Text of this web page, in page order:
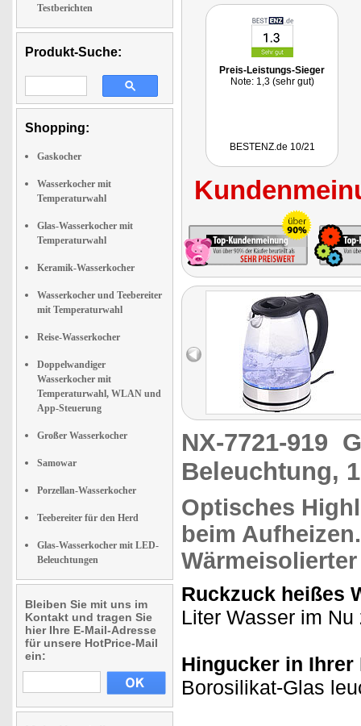
Testberichten
Produkt-Suche:
Shopping:
Gaskocher
Wasserkocher mit
Temperaturwahl
Glas-Wasserkocher mit
Temperaturwahl
Keramik-Wasserkocher
Wasserkocher und Teebereiter
mit Temperaturwahl
Reise-Wasserkocher
Doppelwandiger
Wasserkocher mit
Temperaturwahl, WLAN und
App-Steuerung
Großer Wasserkocher
Samowar
Porzellan-Wasserkocher
Teebereiter für den Herd
Glas-Wasserkocher mit LED-
Beleuchtungen
Bleiben Sie mit uns im
Kontakt und tragen Sie
hier Ihre E-Mail-Adresse
für unsere HotPrice-Mail
ein:
Preis-Leistungs-Sieger
Note: 1,3 (sehr gut)
BESTENZ.de 10/21
NX-7721-919
Beleuchtung,
Optisches
beim
Ruckzuck heißes
Liter Wasser im
Hingucker in Ihrer
Borosilikat-Glas